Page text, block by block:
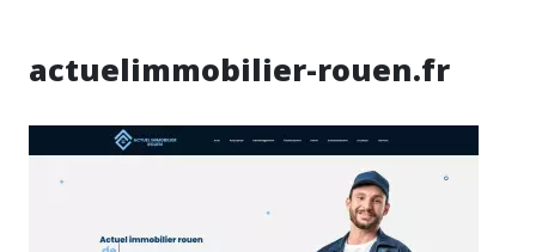
actuelimmobilier-rouen.fr